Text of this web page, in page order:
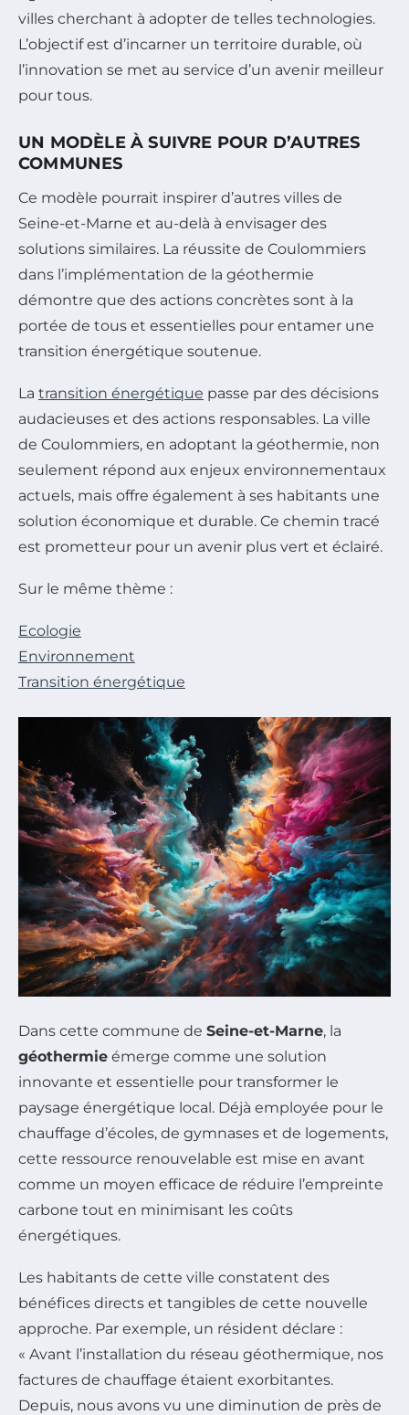
villes cherchant à adopter de telles technologies.
L’objectif est d’incarner un territoire durable, où
l’innovation se met au service d’un avenir meilleur
pour tous.
UN MODÈLE À SUIVRE POUR D’AUTRES
COMMUNES
Ce modèle pourrait inspirer d’autres villes de
Seine-et-Marne et au-delà à envisager des
solutions similaires. La réussite de Coulommiers
dans l’implémentation de la géothermie
démontre que des actions concrètes sont à la
portée de tous et essentielles pour entamer une
transition énergétique soutenue.
La transition énergétique passe par des décisions
audacieuses et des actions responsables. La ville
de Coulommiers, en adoptant la géothermie, non
seulement répond aux enjeux environnementaux
actuels, mais offre également à ses habitants une
solution économique et durable. Ce chemin tracé
est prometteur pour un avenir plus vert et éclairé.
Sur le même thème :
Ecologie
Environnement
Transition énergétique
Dans cette commune de Seine-et-Marne, la
géothermie émerge comme une solution
innovante et essentielle pour transformer le
paysage énergétique local. Déjà employée pour le
chauffage d’écoles, de gymnases et de logements,
cette ressource renouvelable est mise en avant
comme un moyen efficace de réduire l’empreinte
carbone tout en minimisant les coûts
énergétiques.
Les habitants de cette ville constatent des
bénéfices directs et tangibles de cette nouvelle
approche. Par exemple, un résident déclare :
« Avant l’installation du réseau géothermique, nos
factures de chauffage étaient exorbitantes.
Depuis, nous avons vu une diminution de près de